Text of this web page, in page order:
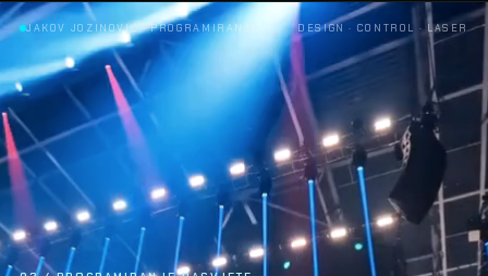
ALEKSANDRA PRIJOVIĆ · LASER SHOW DESIGN · CONTROL · LASER